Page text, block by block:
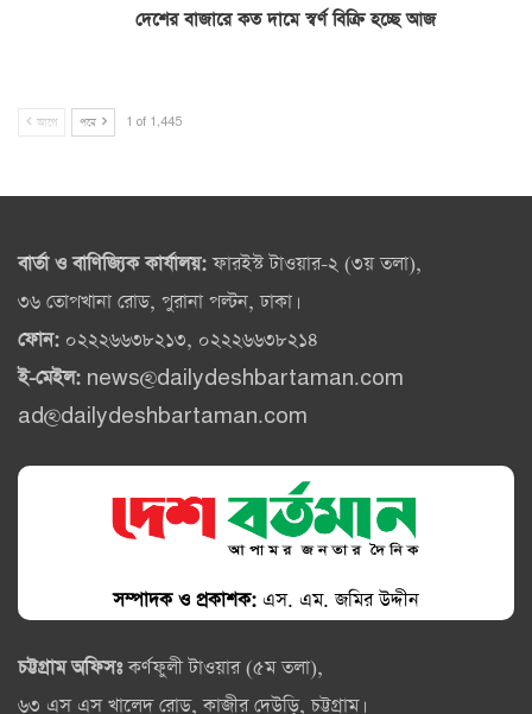
দেশের বাজারে কত দামে স্বর্ণ বিক্রি হচ্ছে আজ
আগে পরে 1 of 1,445
বার্তা ও বাণিজ্যিক কার্যালয়:ফারইস্ট টাওয়ার-২ (৩য় তলা),
৩৬ তোপখানা রোড, পুরানা পল্টন, ঢাকা।
ফোন: ০২২২৬৬৩৮২১৩, ০২২২৬৬৩৮২১৪
ই-মেইল: news@dailydeshbartaman.com
ad@dailydeshbartaman.com
সম্পাদক ও প্রকাশক: এস. এম. জমির উদ্দীন
চট্টগ্রাম অফিসঃকর্ণফুলী টাওয়ার (৫ম তলা),
৬৩ এস এস খালেদ রোড, কাজীর দেউড়ি, চট্টগ্রাম।